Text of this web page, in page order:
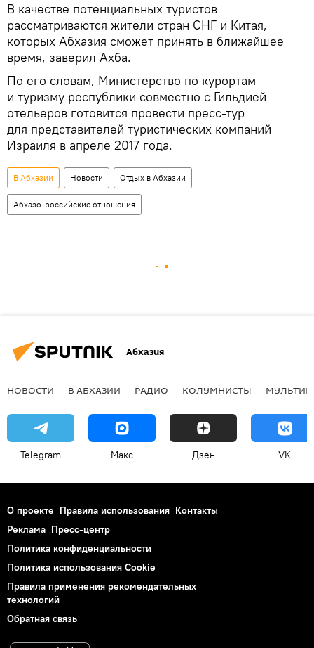
В качестве потенциальных туристов
рассматриваются жители стран СНГ и Китая,
которых Абхазия сможет принять в ближайшее
время, заверил Ахба.
По его словам, Министерство по курортам
и туризму республики совместно с Гильдией
отельеров готовится провести пресс-тур
для представителей туристических компаний
Израиля в апреле 2017 года.
В Абхазии Новости Отдых в Абхазии
Абхазо-российские отношения
Абхазия
НОВОСТИ В АБХАЗИИ РАДИО КОЛУМНИСТЫ
Telegram Макс Дзен VK
О проекте Правила использования Контакты
Реклама Пресс-центр
Политика конфиденциальности
Политика использования Cookie
Правила применения рекомендательных
технологий
Обратная связь